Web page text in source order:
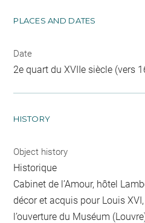
PLACES AND DATES
Date
2e quart du XVIIe siècle (vers
HISTORY
Object history
Historique
Cabinet de l’Amour, hôtel
décor et acquis pour Louis
l’ouverture du Muséum